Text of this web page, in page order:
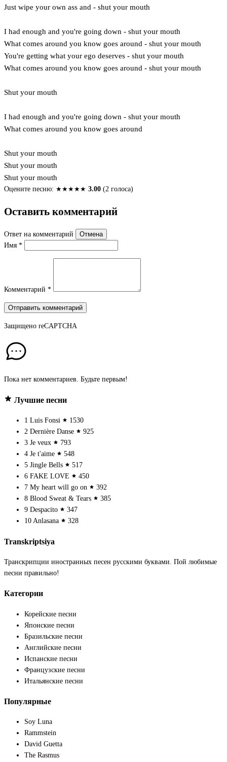
Just wipe your own ass and - shut your mouth
I had enough and you're going down - shut your mouth
What comes around you know goes around - shut your mouth
You're getting what your ego deserves - shut your mouth
What comes around you know goes around - shut your mouth
Shut your mouth
I had enough and you're going down - shut your mouth
What comes around you know goes around
Shut your mouth
Shut your mouth
Shut your mouth
Оцените песню: ★★★★★ 3.00 (2 голоса)
Оставить комментарий
Ответ на комментарий
Отмена
Имя *
Комментарий *
Отправить комментарий
Защищено reCAPTCHA
Пока нет комментариев. Будьте первым!
Лучшие песни
1 Luis Fonsi
1530
2 Dernière Danse
925
3 Je veux
793
4 Je t'aime
548
5 Jingle Bells
517
6 FAKE LOVE
450
7 My heart will go on
392
8 Blood Sweat & Tears
385
9 Despacito
347
10 Anlasana 328
Transkriptsiya
Транскрипции иностранных песен русскими буквами. Пой любимые
песни правильно!
Категории
Корейские песни
Японские песни
Бразильские песни
Английские песни
Испанские песни
Французские песни
Итальянские песни
Популярные
Soy Luna
Rammstein
David Guetta
The Rasmus